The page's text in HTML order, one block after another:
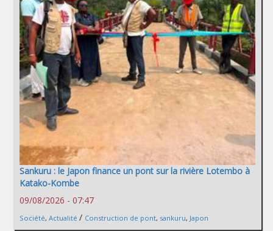
Sankuru : le Japon finance un pont sur la rivière Lotembo à
Katako-Kombe
09/08/2026 - 07:47
Société, Actualité / Construction de pont, sankuru, Japon